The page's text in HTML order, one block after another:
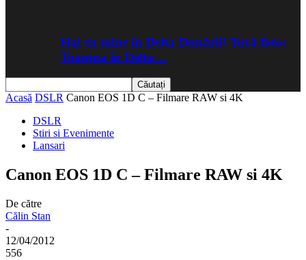
Hai cu mine în Delta Dunării! Tură foto:
Toamna în Delta…
Acasă DSLR Canon EOS 1D C – Filmare RAW si 4K
DSLR
Stiri si Evenimente
Lansari
Canon EOS 1D C – Filmare RAW si 4K
De către
Călin Stan
-
12/04/2012
556